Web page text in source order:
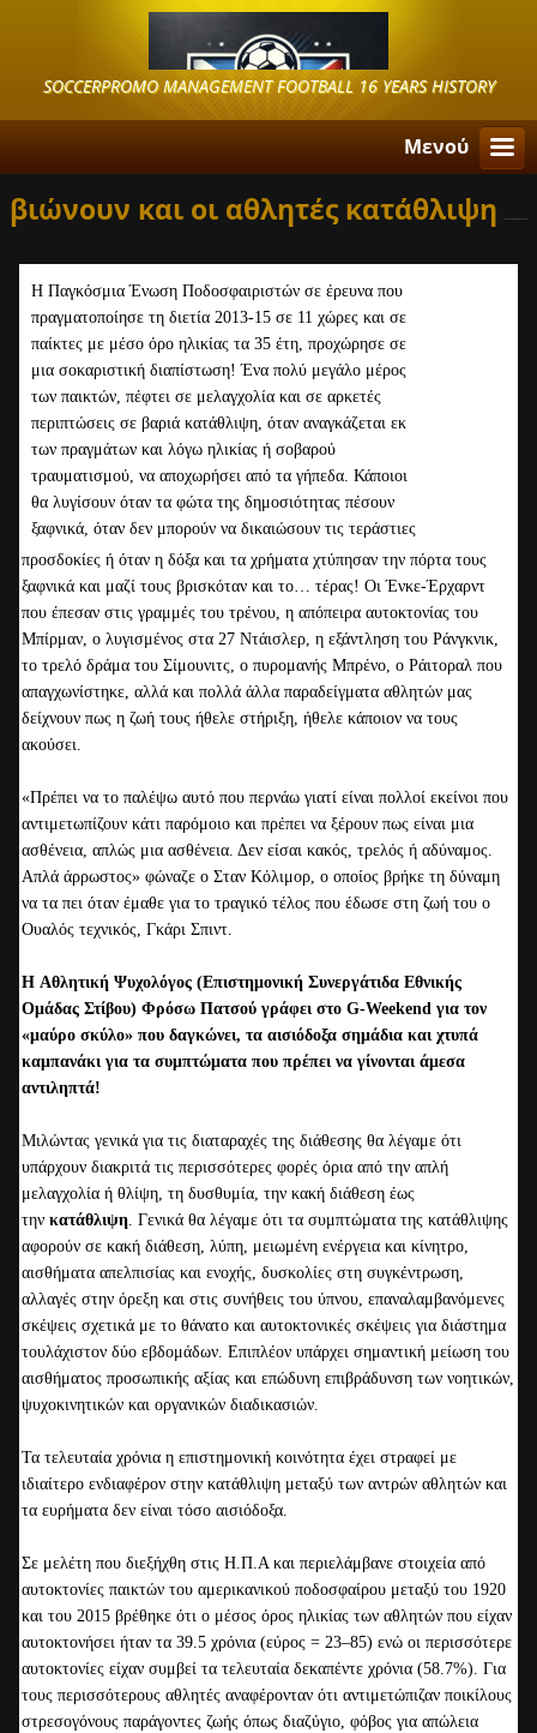
SOCCERPROMO MANAGEMENT FOOTBALL 16 YEARS HISTORY
Μενού
βιώνουν και οι αθλητές κατάθλιψη
Η Παγκόσμια Ένωση Ποδοσφαιριστών σε έρευνα που
πραγματοποίησε τη διετία 2013-15 σε 11 χώρες και σε
παίκτες με μέσο όρο ηλικίας τα 35 έτη, προχώρησε σε
μια σοκαριστική διαπίστωση! Ένα πολύ μεγάλο μέρος
των παικτών, πέφτει σε μελαγχολία και σε αρκετές
περιπτώσεις σε βαριά κατάθλιψη, όταν αναγκάζεται εκ
των πραγμάτων και λόγω ηλικίας ή σοβαρού
τραυματισμού, να αποχωρήσει από τα γήπεδα. Κάποιοι
θα λυγίσουν όταν τα φώτα της δημοσιότητας πέσουν
ξαφνικά, όταν δεν μπορούν να δικαιώσουν τις τεράστιες
προσδοκίες ή όταν η δόξα και τα χρήματα χτύπησαν την πόρτα τους
ξαφνικά και μαζί τους βρισκόταν και το… τέρας! Οι Ένκε-Έρχαρντ
που έπεσαν στις γραμμές του τρένου, η απόπειρα αυτοκτονίας του
Μπίρμαν, ο λυγισμένος στα 27 Ντάισλερ, η εξάντληση του Ράνγκνικ,
το τρελό δράμα του Σίμουνιτς, ο πυρομανής Μπρένο, ο Ράιτοραλ που
απαγχωνίστηκε, αλλά και πολλά άλλα παραδείγματα αθλητών μας
δείχνουν πως η ζωή τους ήθελε στήριξη, ήθελε κάποιον να τους
ακούσει.
«Πρέπει να το παλέψω αυτό που περνάω γιατί είναι πολλοί εκείνοι που
αντιμετωπίζουν κάτι παρόμοιο και πρέπει να ξέρουν πως είναι μια
ασθένεια, απλώς μια ασθένεια. Δεν είσαι κακός, τρελός ή αδύναμος.
Απλά άρρωστος» φώναζε ο Σταν Κόλιμορ, ο οποίος βρήκε τη δύναμη
να τα πει όταν έμαθε για το τραγικό τέλος που έδωσε στη ζωή του ο
Ουαλός τεχνικός, Γκάρι Σπιντ.
H Αθλητική Ψυχολόγος (Επιστημονική Συνεργάτιδα Εθνικής
Ομάδας Στίβου) Φρόσω Πατσού γράφει στο G-Weekend για τον
«μαύρο σκύλο» που δαγκώνει, τα αισιόδοξα σημάδια και χτυπά
καμπανάκι για τα συμπτώματα που πρέπει να γίνονται άμεσα
αντιληπτά!
Μιλώντας γενικά για τις διαταραχές της διάθεσης θα λέγαμε ότι
υπάρχουν διακριτά τις περισσότερες φορές όρια από την απλή
μελαγχολία ή θλίψη, τη δυσθυμία, την κακή διάθεση έως
την κατάθλιψη. Γενικά θα λέγαμε ότι τα συμπτώματα της κατάθλιψης
αφορούν σε κακή διάθεση, λύπη, μειωμένη ενέργεια και κίνητρο,
αισθήματα απελπισίας και ενοχής, δυσκολίες στη συγκέντρωση,
αλλαγές στην όρεξη και στις συνήθεις του ύπνου, επαναλαμβανόμενες
σκέψεις σχετικά με το θάνατο και αυτοκτονικές σκέψεις για διάστημα
τουλάχιστον δύο εβδομάδων. Επιπλέον υπάρχει σημαντική μείωση του
αισθήματος προσωπικής αξίας και επώδυνη επιβράδυνση των νοητικών,
ψυχοκινητικών και οργανικών διαδικασιών.
Τα τελευταία χρόνια η επιστημονική κοινότητα έχει στραφεί με
ιδιαίτερο ενδιαφέρον στην κατάθλιψη μεταξύ των αντρών αθλητών και
τα ευρήματα δεν είναι τόσο αισιόδοξα.
Σε μελέτη που διεξήχθη στις Η.Π.Α και περιελάμβανε στοιχεία από
αυτοκτονίες παικτών του αμερικανικού ποδοσφαίρου μεταξύ του 1920
και του 2015 βρέθηκε ότι ο μέσος όρος ηλικίας των αθλητών που είχαν
αυτοκτονήσει ήταν τα 39.5 χρόνια (εύρος = 23–85) ενώ οι περισσότερε
αυτοκτονίες είχαν συμβεί τα τελευταία δεκαπέντε χρόνια (58.7%). Για
τους περισσότερους αθλητές αναφέρονταν ότι αντιμετώπιζαν ποικίλους
στρεσογόνους παράγοντες ζωής όπως διαζύγιο, φόβος για απώλεια